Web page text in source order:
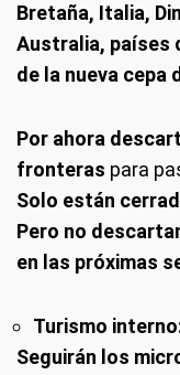
Bretaña, Italia,
Australia, países
de la nueva cepa
Por ahora
fronteras para
Solo están
Pero no
en las próximas
Turismo
Seguirán los